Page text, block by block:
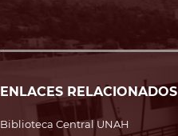
ENLACES RELACIONADOS
Biblioteca Central UNAH